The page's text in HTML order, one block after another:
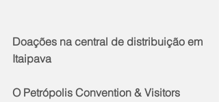
Doações na central de distribuição em
Itaipava
O Petrópolis Convention & Visitors